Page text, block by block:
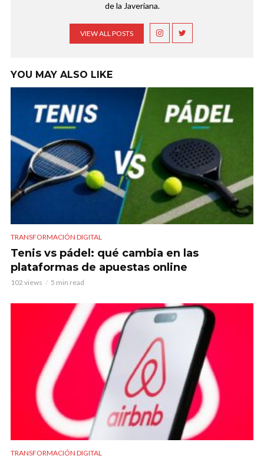
de la Javeriana.
VIEW ALL POSTS
YOU MAY ALSO LIKE
TRANSFORMACIÓN DIGITAL
Tenis vs pádel: qué cambia en las
plataformas de apuestas online
102 views 5 min read
TRANSFORMACIÓN DIGITAL